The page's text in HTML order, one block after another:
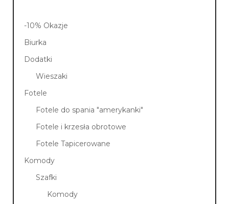
-10% Okazje
Biurka
Dodatki
Wieszaki
Fotele
Fotele do spania "amerykanki"
Fotele i krzesła obrotowe
Fotele Tapicerowane
Komody
Szafki
Komody